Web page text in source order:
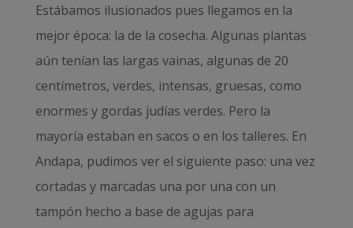
Estábamos ilusionados pues llegamos en la
mejor época: la de la cosecha. Algunas plantas
aún tenían las largas vainas, algunas de 20
centímetros, verdes, intensas, gruesas, como
enormes y gordas judías verdes. Pero la
mayoría estaban en sacos o en los talleres. En
Andapa, pudimos ver el siguiente paso: una vez
cortadas y marcadas una por una con un
tampón hecho a base de agujas para